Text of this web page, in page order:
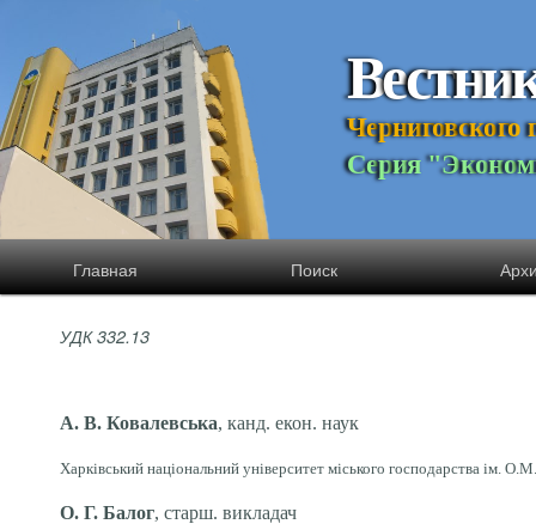
Вестни
Черниговского г
Серия "Эконом
Главная Поиск
УДК 332.13
А. В. Ковалевська, канд. екон. наук
Харківський національний університет міського господарства ім.
О. Г. Балог, старш. викладач